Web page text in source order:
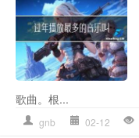
歌曲。根...
gnb 02-12